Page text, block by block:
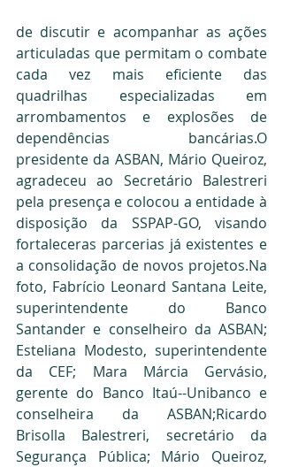
de discutir e acompanhar as ações
articuladas que permitam o combate
cada vez mais eficiente das
quadrilhas especializadas em
arrombamentos e explosões de
dependências bancárias.O
presidente da ASBAN, Mário Queiroz,
agradeceu ao Secretário Balestreri
pela presença e colocou a entidade à
disposição da SSPAP-GO, visando
fortaleceras parcerias já existentes e
a consolidação de novos projetos.Na
foto, Fabrício Leonard Santana Leite,
superintendente do Banco
Santander e conselheiro da ASBAN;
Esteliana Modesto, superintendente
da CEF; Mara Márcia Gervásio,
gerente do Banco Itaú--Unibanco e
conselheira da ASBAN;Ricardo
Brisolla Balestreri, secretário da
Segurança Pública; Mário Queiroz,